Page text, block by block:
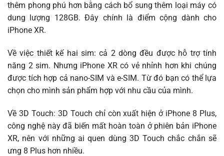
thêm phong phú hơn bằng cách bổ sung thêm loại máy có
dung lượng 128GB. Đây chính là điểm cộng dành cho
iPhone XR.
Về việc thiết kế hai sim: cả 2 dòng đều được hỗ trợ tính
năng 2 sim. Nhưng iPhone XR có vẻ nhỉnh hơn khi chúng
được tích hợp cả nano-SIM và e-SIM. Từ đó bạn có thể lựa
chọn cho mình sản phẩm hợp với nhu cầu của mình.
Về 3D Touch: 3D Touch chỉ còn xuất hiện ở iPhone 8 Plus,
công nghệ này đã biến mất hoàn toàn ở phiên bản iPhone
XR, nên với những ai quen dùng 3D Touch chắc chắn sẽ
ưng 8 Plus hơn nhiều.